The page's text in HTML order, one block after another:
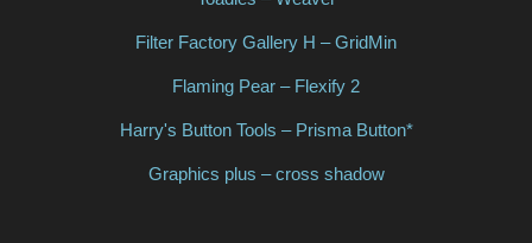
Filter Factory Gallery H – GridMin
Flaming Pear – Flexify 2
Harry's Button Tools – Prisma Button*
Graphics plus – cross shadow